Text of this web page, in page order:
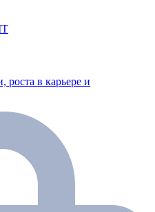
роста в карьере и